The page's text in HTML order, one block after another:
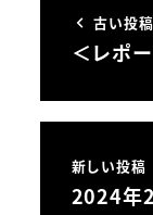
古い投稿
＜レポ
新しい投稿
2024年